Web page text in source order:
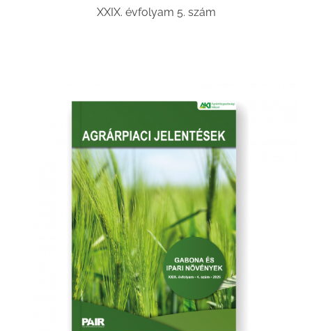
XXIX. évfolyam 5. szám